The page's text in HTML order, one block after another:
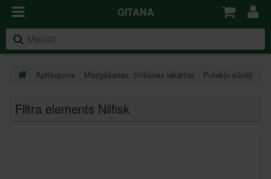
GITANA
Aprīkojums Mazgāšanas, tīrīšanas iekārtas Putekļu sūcēji
Filtra elements Nilfisk